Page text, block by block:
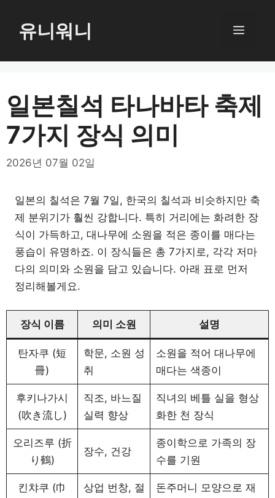
로
기
유니워니 메
일본칠석 타나바타 축제
7가지 장식 의미
2026년 07월 02일
일본의 칠석은 7월 7일, 한국의 칠석과 비슷하지만 축
제 분위기가 훨씬 강합니다. 특히 거리에는 화려한 장
식이 가득하고, 대나무에 소원을 적은 종이를 매다는
풍습이 유명하죠. 이 장식들은 총 7가지로, 각각 저마
다의 의미와 소원을 담고 있습니다. 아래 표로 먼저
정리해볼게요.
장식 이름 의미 소원 설명
탄자쿠 (短
冊)
학문, 소원 성
취
소원을 적어 대나무에
매다는 색종이
후키나가시
(吹き流し)
직조, 바느질
실력 향상
직녀의 베틀 실을 형상
화한 천 장식
오리즈루 (折
り鶴)
장수, 건강
종이학으로 가족의 장
수를 기원
킨챠쿠 (巾
상업 번창, 절
돈주머니 모양으로 재